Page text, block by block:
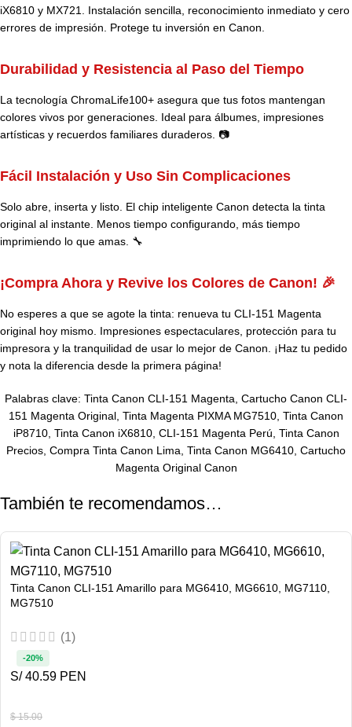
iX6810 y MX721. Instalación sencilla, reconocimiento inmediato y cero
errores de impresión. Protege tu inversión en Canon.
Durabilidad y Resistencia al Paso del Tiempo
La tecnología ChromaLife100+ asegura que tus fotos mantengan
colores vivos por generaciones. Ideal para álbumes, impresiones
artísticas y recuerdos familiares duraderos. 📷
Fácil Instalación y Uso Sin Complicaciones
Solo abre, inserta y listo. El chip inteligente Canon detecta la tinta
original al instante. Menos tiempo configurando, más tiempo
imprimiendo lo que amas. 🔧
¡Compra Ahora y Revive los Colores de Canon! 🎉
No esperes a que se agote la tinta: renueva tu CLI-151 Magenta
original hoy mismo. Impresiones espectaculares, protección para tu
impresora y la tranquilidad de usar lo mejor de Canon. ¡Haz tu pedido
y nota la diferencia desde la primera página!
Palabras clave: Tinta Canon CLI-151 Magenta , Cartucho Canon CLI-
151 Magenta Original, Tinta Magenta PIXMA MG7510, Tinta Canon
iP8710, Tinta Canon iX6810, CLI-151 Magenta Perú, Tinta Canon
Precios, Compra Tinta Canon Lima, Tinta Canon MG6410, Cartucho
Magenta Original Canon
También te recomendamos…
Tinta Canon CLI-151 Amarillo para MG6410, MG6610, MG7110,
MG7510
(1)
$15.00
-20%
S/ 40.59 PEN